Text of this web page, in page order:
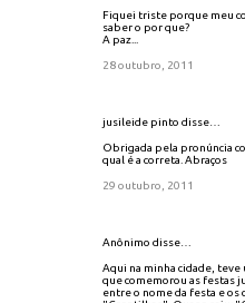
Fiquei triste porque meu
saber o por que?
A paz...
28 outubro, 2011
jusileide pinto disse…
Obrigada pela pronúncia
qual é a correta. Abraços
29 outubro, 2011
Anônimo disse…
Aqui na minha cidade,
que comemorou as festas
entre o nome da festa e os